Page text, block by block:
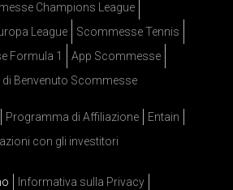
Champions League
League
Scommesse Tennis
Formula 1
App Scommesse
Benvenuto Scommesse
Programma di Affiliazione
Entain
con gli investitori
Informativa sulla Privacy